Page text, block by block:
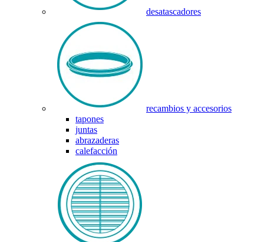
desatascadores
recambios y accesorios
tapones
juntas
abrazaderas
calefacción